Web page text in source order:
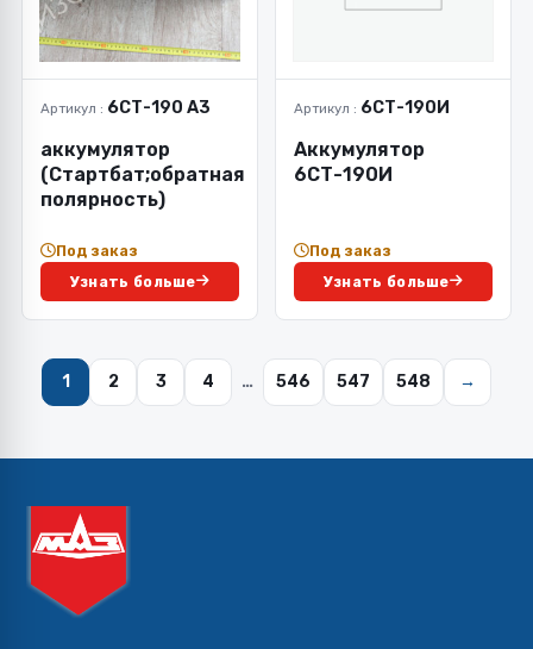
Артикул : 6СТ-190 А3
аккумулятор
(Стартбат;обратная
полярность)
Под заказ
Узнать больше
Артикул : 6СТ-190И
Аккумулятор
6СТ-190И
Под заказ
Узнать больше
1 2 3 4 … 546 547 548 →